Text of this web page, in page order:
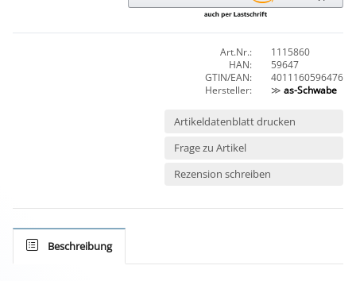
Art.Nr.:
1115860
HAN:
59647
GTIN/EAN:
4011160596476
Hersteller:
≫ as-Schwabe
Artikeldatenblatt drucken
Frage zu Artikel
Rezension schreiben
Beschreibung